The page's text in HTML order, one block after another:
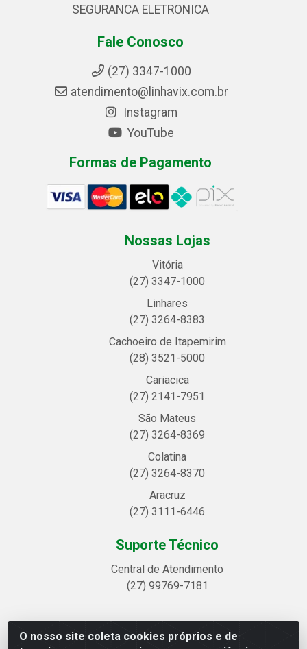
O nosso site coleta cookies próprios e de
SEGURANCA ELETRONICA
Fale Conosco
(27) 3347-1000
atendimento@linhavix.com.br
Instagram
YouTube
Formas de Pagamento
Nossas Lojas
Vitória
(27) 3347-1000
Linhares
(27) 3264-8383
Cachoeiro de Itapemirim
(28) 3521-5000
Cariacica
(27) 2141-7951
São Mateus
(27) 3264-8369
Colatina
(27) 3264-8370
Aracruz
(27) 3111-6446
Suporte Técnico
Central de Atendimento
(27) 99769-7181
Linhavix Distribuidora LTDA - Avenida Alegre, 2521 -